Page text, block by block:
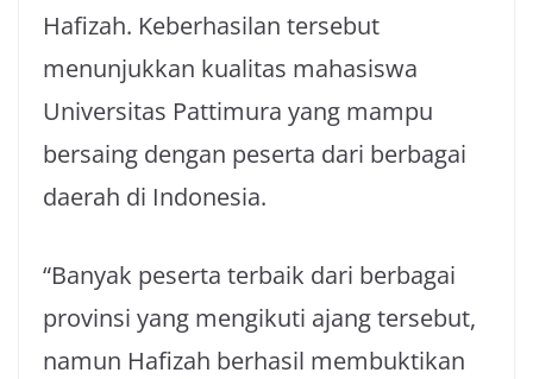
Hafizah. Keberhasilan tersebut
menunjukkan kualitas mahasiswa
Universitas Pattimura yang mampu
bersaing dengan peserta dari berbagai
daerah di Indonesia.
“Banyak peserta terbaik dari berbagai
provinsi yang mengikuti ajang tersebut,
namun Hafizah berhasil membuktikan